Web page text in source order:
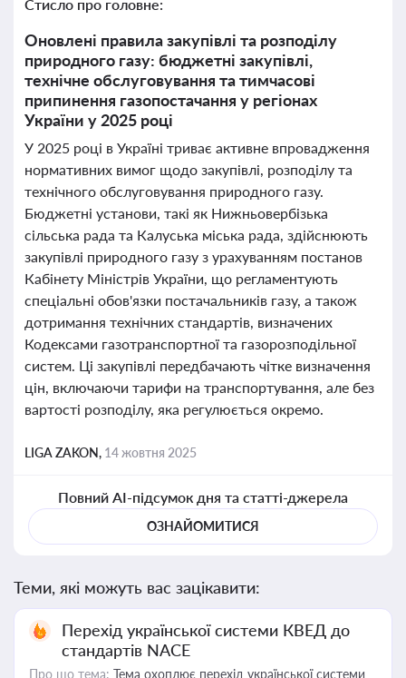
Стисло про головне:
Оновлені правила закупівлі та розподілу
природного газу: бюджетні закупівлі,
технічне обслуговування та тимчасові
припинення газопостачання у регіонах
України у 2025 році
У 2025 році в Україні триває активне впровадження
нормативних вимог щодо закупівлі, розподілу та
технічного обслуговування природного газу.
Бюджетні установи, такі як Нижньовербізька
сільська рада та Калуська міська рада, здійснюють
закупівлі природного газу з урахуванням постанов
Кабінету Міністрів України, що регламентують
спеціальні обов'язки постачальників газу, а також
дотримання технічних стандартів, визначених
Кодексами газотранспортної та газорозподільної
систем. Ці закупівлі передбачають чітке визначення
цін, включаючи тарифи на транспортування, але без
вартості розподілу, яка регулюється окремо.
LIGA ZAKON, 14 жовтня 2025
Повний AI-підсумок дня та статті-джерела
ОЗНАЙОМИТИСЯ
Теми, які можуть вас зацікавити:
Перехід української системи КВЕД до
стандартів NACE
Про що тема: Тема охоплює перехід української системи